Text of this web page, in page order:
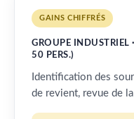
GAINS CHIFFRÉS
GROUPE INDUSTRIEL
50 PERS.)
Identification des
de revient, revue de